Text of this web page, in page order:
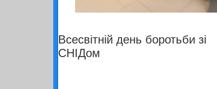
Всесвітній день боротьби зі
СНІДом